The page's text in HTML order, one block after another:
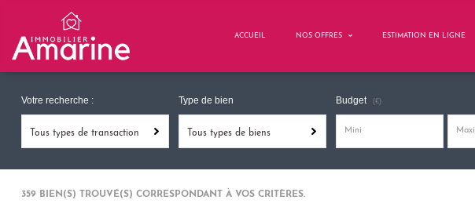
ACCUEIL NOS OFFRES ESTIMATION EN LIGNE
Votre recherche :
Tous types de transaction
Type de bien
Tous types de biens
Budget (€)
359BIEN(S) TROUVÉ(S) CORRESPONDANT À VOS CRITÈRES.